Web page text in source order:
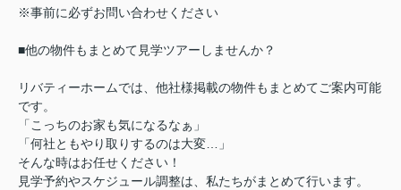
※事前に必ずお問い合わせください
■他の物件もまとめて見学ツアーしませんか？
リバティーホームでは、他社様掲載の物件もまとめてご案内可能
です。
「こっちのお家も気になるなぁ」
「何社ともやり取りするのは大変…」
そんな時はお任せください！
見学予約やスケジュール調整は、私たちがまとめて行います。